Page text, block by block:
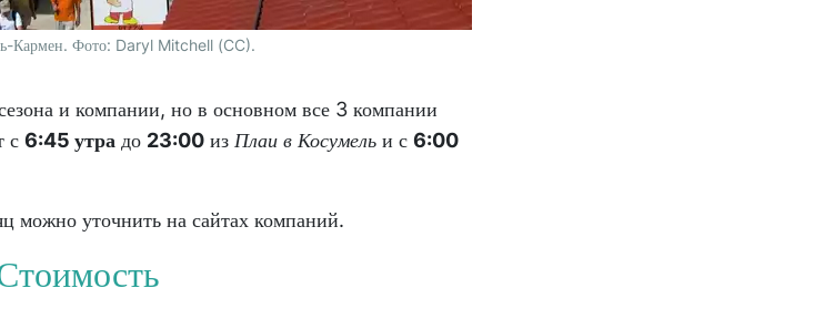
Кармен. Фото: Daryl Mitchell (CC).
и компании, но в основном все 3 компании
с 6:45 утра до 23:00 из Плаи в Косумель и с 6:00
можно уточнить на сайтах компаний.